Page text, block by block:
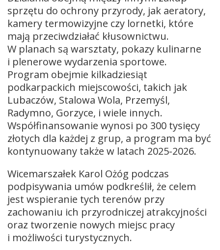
sprzętu do ochrony przyrody, jak aeratory,
kamery termowizyjne czy lornetki, które
mają przeciwdziałać kłusownictwu.
W planach są warsztaty, pokazy kulinarne
i plenerowe wydarzenia sportowe.
Program obejmie kilkadziesiąt
podkarpackich miejscowości, takich jak
Lubaczów, Stalowa Wola, Przemyśl,
Radymno, Gorzyce, i wiele innych.
Współfinansowanie wynosi po 300 tysięcy
złotych dla każdej z grup, a program ma być
kontynuowany także w latach 2025-2026.
Wicemarszałek Karol Ożóg podczas
podpisywania umów podkreślił, że celem
jest wspieranie tych terenów przy
zachowaniu ich przyrodniczej atrakcyjności
oraz tworzenie nowych miejsc pracy
i możliwości turystycznych.